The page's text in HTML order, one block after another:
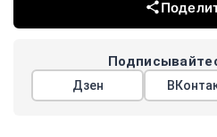
Дзен